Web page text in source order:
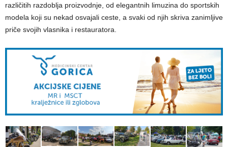
različitih razdoblja proizvodnje, od elegantnih limuzina do sportskih
modela koji su nekad osvajali ceste, a svaki od njih skriva zanimljive
priče svojih vlasnika i restauratora.